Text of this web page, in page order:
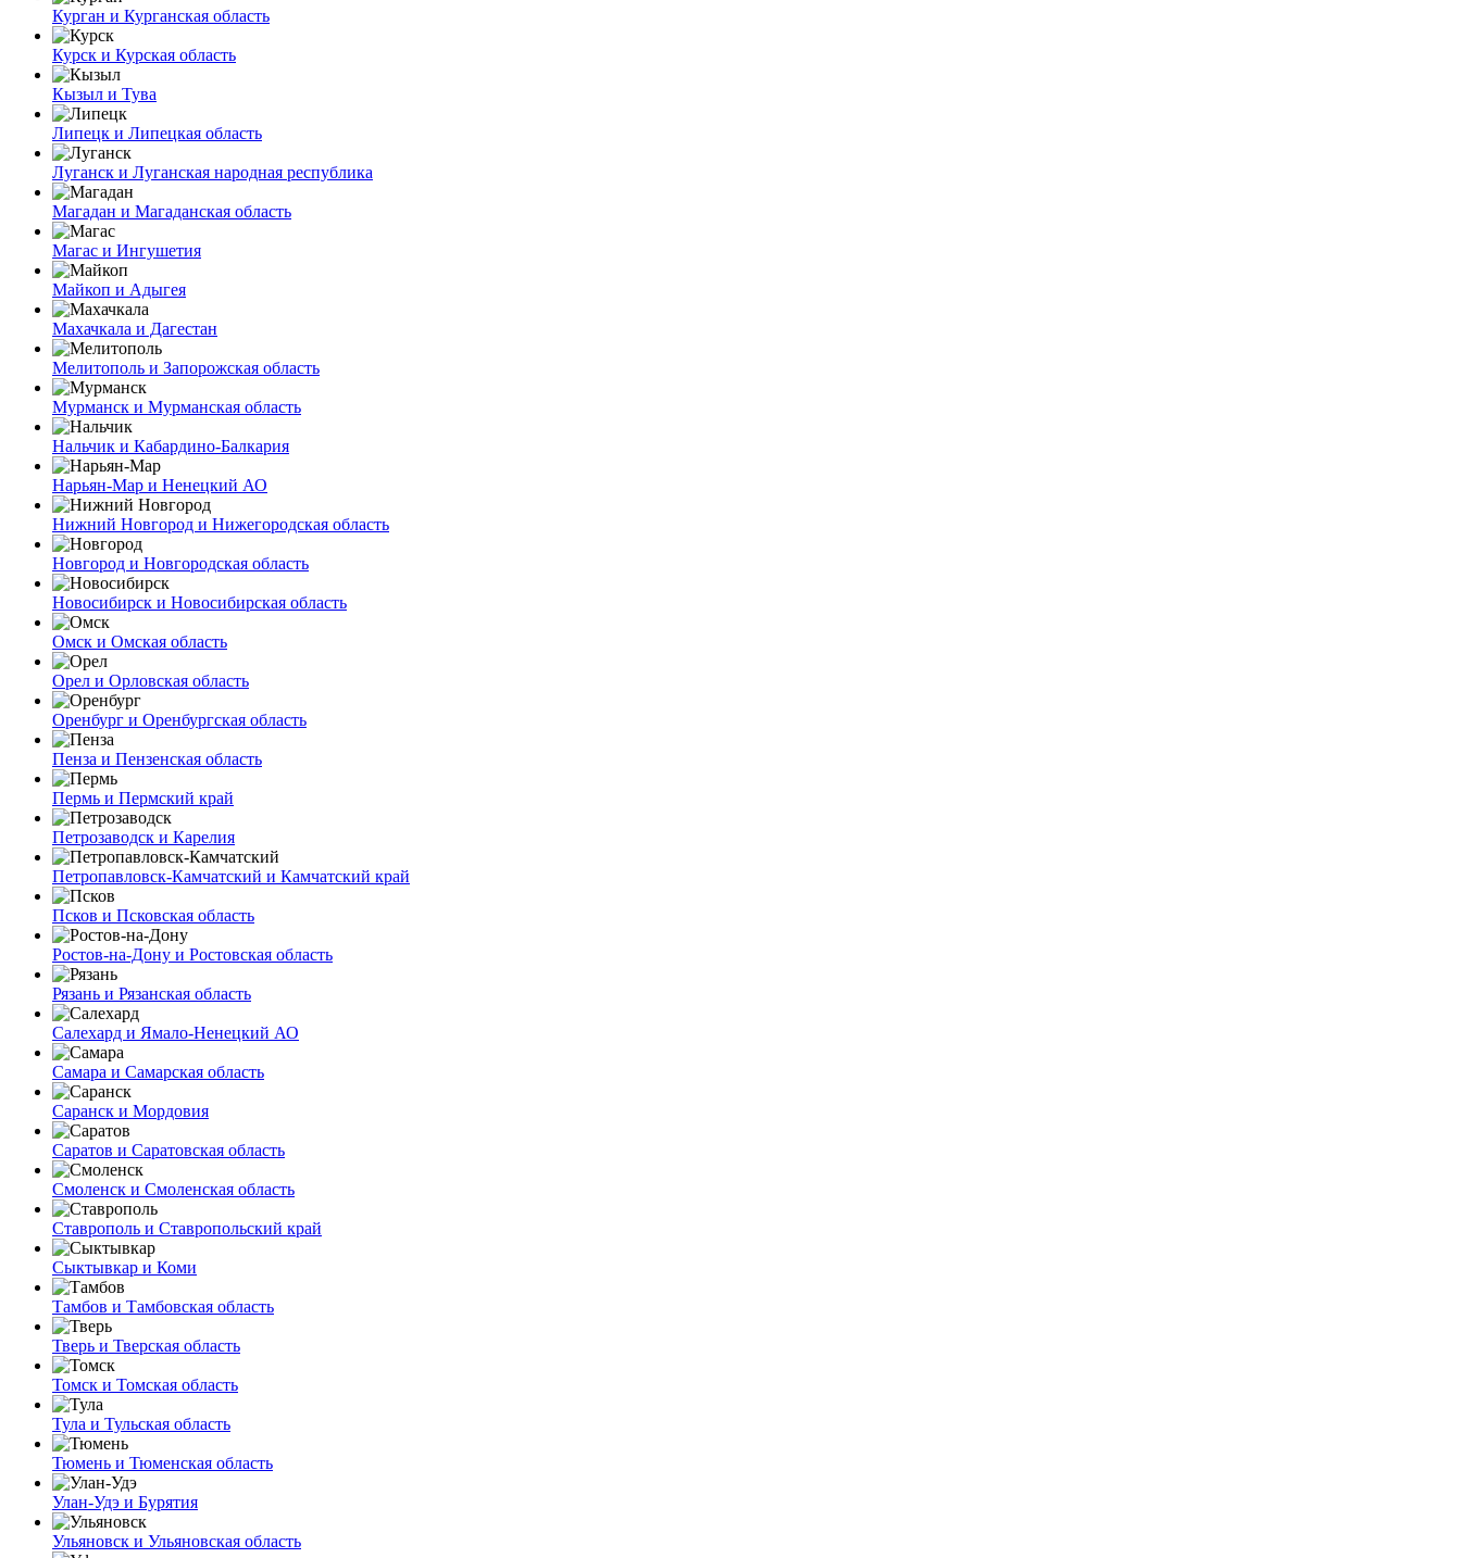
Курган и Курганская область
Курск и Курская область
Кызыл и Тува
Липецк и Липецкая область
Луганск и Луганская народная республика
Магадан и Магаданская область
Магас и Ингушетия
Майкоп и Адыгея
Махачкала и Дагестан
Мелитополь и Запорожская область
Мурманск и Мурманская область
Нальчик и Кабардино-Балкария
Нарьян-Мар и Ненецкий АО
Нижний Новгород и Нижегородская область
Новгород и Новгородская область
Новосибирск и Новосибирская область
Омск и Омская область
Орел и Орловская область
Оренбург и Оренбургская область
Пенза и Пензенская область
Пермь и Пермский край
Петрозаводск и Карелия
Петропавловск-Камчатский и Камчатский край
Псков и Псковская область
Ростов-на-Дону и Ростовская область
Рязань и Рязанская область
Салехард и Ямало-Ненецкий АО
Самара и Самарская область
Саранск и Мордовия
Саратов и Саратовская область
Смоленск и Смоленская область
Ставрополь и Ставропольский край
Сыктывкар и Коми
Тамбов и Тамбовская область
Тверь и Тверская область
Томск и Томская область
Тула и Тульская область
Тюмень и Тюменская область
Улан-Удэ и Бурятия
Ульяновск и Ульяновская область